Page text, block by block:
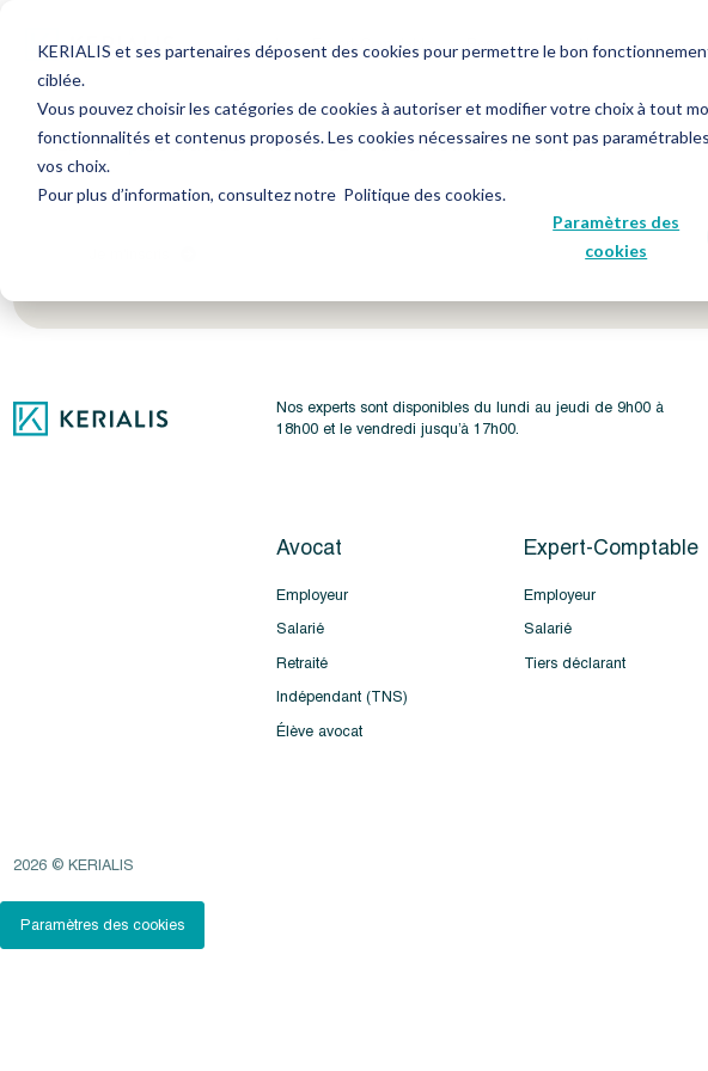
KERIALIS et ses partenaires déposent des cookies pour permettre le bon
ciblée.
Vous pouvez choisir les catégories de cookies à autoriser et modifier votre choix à tout
fonctionnalités et contenus proposés. Les cookies nécessaires ne sont pas
vos choix.
Pour plus d’information, consultez notre Politique des cookies.
Paramètres des
cookies
Avocat Expert-Comptable Ressources Notre groupe
Encore plus d'actus ? Inscrivez-vous à notre newsletter !
Nos experts sont disponibles du lundi au jeudi de 9h00 à
18h00 et le vendredi jusqu’à 17h00.
Avocat
Employeur
Salarié
Retraité
Indépendant (TNS)
Élève avocat
Expert-Comptable
Employeur
Salarié
Tiers déclarant
2026 © KERIALIS
Paramètres des cookies